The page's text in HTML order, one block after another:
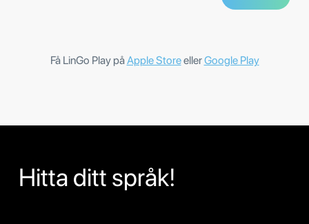
Få LinGo Play påApple StoreellerGoogle Play
Hitta ditt språk!